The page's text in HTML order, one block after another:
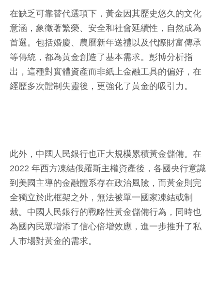
在缺乏可靠替代選項下，黃金因其歷史悠久的文化
意涵，象徵著繁榮、安全和社會延續性，自然成為
首選。包括婚慶、農曆新年送禮以及代際財富傳承
等傳統，都為黃金創造了基本需求。彭博分析指
出，這種對實體資產而非紙上金融工具的偏好，在
經歷多次體制失靈後，更強化了黃金的吸引力。
此外，中國人民銀行也正大規模累積黃金儲備。在
2022 年西方凍結俄羅斯主權資產後，各國央行意識
到美國主導的金融體系存在政治風險，而黃金則完
全獨立於此框架之外，無法被單一國家凍結或制
裁。中國人民銀行的戰略性黃金儲備行為，同時也
為國內民眾增添了信心倍增效應，進一步推升了私
人市場對黃金的需求。